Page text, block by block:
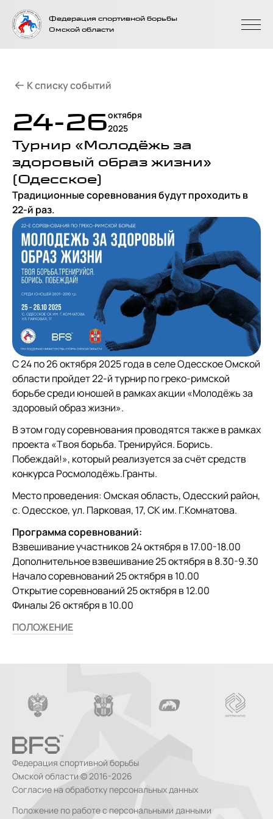
На главную
страницу
Федерация спортивной борьбы
Омской области
24-26октября
2025
Турнир «Молодёжь за
здоровый образ жизни»
(Одесское)
Традиционные соревнования будут проходить в
22-й раз.
С 24 по 26 октября 2025 года в селе Одесское Омской
области пройдет 22-й турнир по греко-римской
борьбе среди юношей в рамках акции «Молодёжь за
здоровый образ жизни».
В этом году соревнования проводятся также в рамках
проекта «Твоя борьба. Тренируйся. Борись.
Побеждай!», который реализуется за счёт средств
конкурса Росмолодёжь.Гранты.
Место проведения: Омская область, Одесский район,
с. Одесское, ул. Парковая, 17, СК им. Г.Комнатова.
Программа соревнований:
Взвешивание участников 24 октября в 17.00-18.00
Дополнительное взвешивание 25 октября в 8.30-9.30
Начало соревнований 25 октября в 10.00
Открытие соревнований 25 октября в 12.00
Финалы 26 октября в 10.00
ПОЛОЖЕНИЕ
К списку событий
Федерация спортивной борьбы
Омской области © 2016-2026
Согласие на обработку персональных данных
Положение по работе с персональными данными